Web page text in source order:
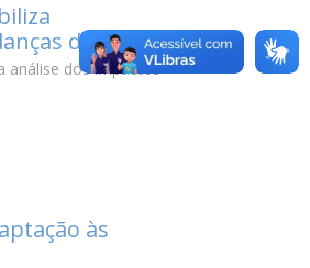
do clima
análise dos impactos
às